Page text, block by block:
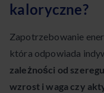
kaloryczne?
Zapotrzebowanie
która odpowiada
zależności od
wzrost i waga czy